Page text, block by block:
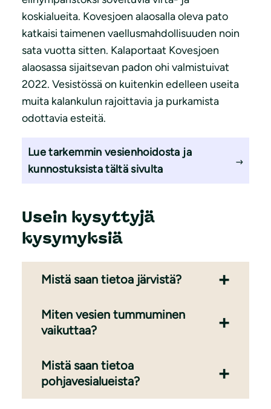
koskialueita. Kovesjoen alaosalla oleva pato
katkaisi taimenen vaellusmahdollisuuden noin
sata vuotta sitten. Kalaportaat Kovesjoen
alaosassa sijaitsevan padon ohi valmistuivat
2022. Vesistössä on kuitenkin edelleen useita
muita kalankulun rajoittavia ja purkamista
odottavia esteitä.
Lue tarkemmin vesienhoidosta ja
kunnostuksista tältä sivulta
Usein kysyttyjä
kysymyksiä
Mistä saan tietoa järvistä?
Miten vesien tummuminen
vaikuttaa?
Mistä saan tietoa
pohjavesialueista?